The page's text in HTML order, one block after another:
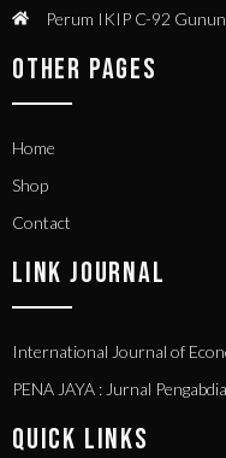
Perum IKIP C-92
OTHER PAGES
Home
Shop
Contact
LINK JOURNAL
International Journal of
PENA JAYA : Jurnal
QUICK LINKS